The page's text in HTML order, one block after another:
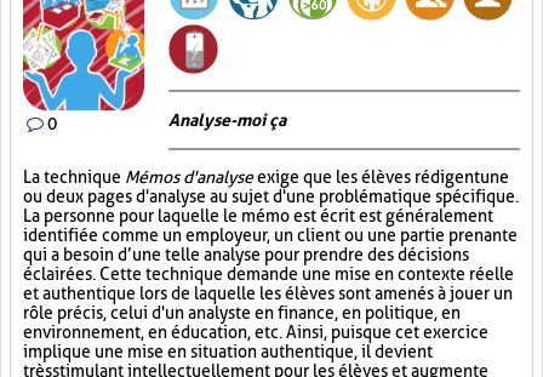
0 Analyse-moi ça
La technique Mémos d'analyseexige que les élèves rédigent une
ou deux pages d'analyse au sujet d'une problématique spécifique.
La personne pour laquelle le mémo est écrit est généralement
identifiée comme un employeur, un client ou une partie prenante
qui a besoin d’une telle analyse pour prendre des décisions
éclairées. Cette technique demande une mise en contexte réelle
et authentique lors de laquelle les élèves sont amenés à jouer un
rôle précis, celui d'un analyste en finance, en politique, en
environnement, en éducation, etc. Ainsi, puisque cet exercice
implique une mise en situation authentique, il devient
très stimulant intellectuellement pour les élèves et augmente